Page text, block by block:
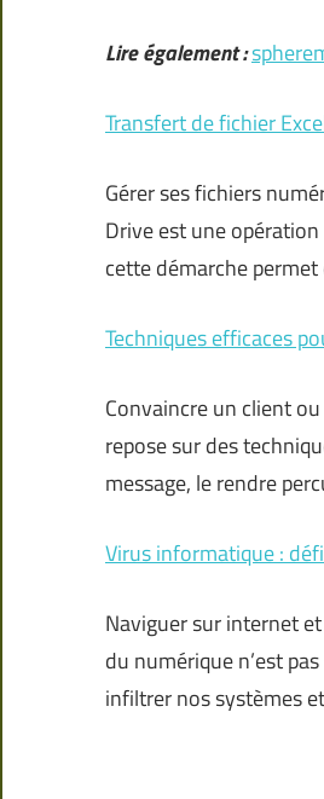
Lire également :
Transfert de fichier
Gérer ses fichiers
Drive est une
cette démarche
Techniques efficaces
Convaincre un client
repose sur des
message, le rendre
Virus informatique :
Naviguer sur internet
du numérique n’est
infiltrer nos systèmes